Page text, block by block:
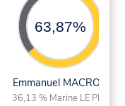
63,87%
Emmanuel MACRON
36,13 % Marine LE PEN